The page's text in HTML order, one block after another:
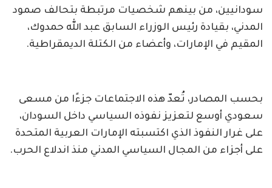
سودانيين، من بينهم شخصيات مرتبطة بتحالف صمود
المدني، بقيادة رئيس الوزراء السابق عبد الله حمدوك،
المقيم في الإمارات، وأعضاء من الكتلة الديمقراطية.
بحسب المصادر، تُعدّ هذه الاجتماعات جزءًا من مسعى
سعودي أوسع لتعزيز نفوذه السياسي داخل السودان،
على غرار النفوذ الذي اكتسبته الإمارات العربية المتحدة
على أجزاء من المجال السياسي المدني منذ اندلاع الحرب.